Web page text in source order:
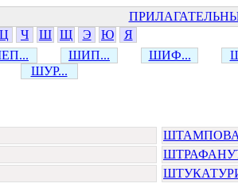
Ц Ч Ш Щ Э Ю
Я
ШИП... ШИФ...
ШУР...